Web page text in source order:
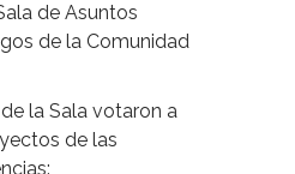
de Asuntos
de la Comunidad
la Sala votaron a
de las